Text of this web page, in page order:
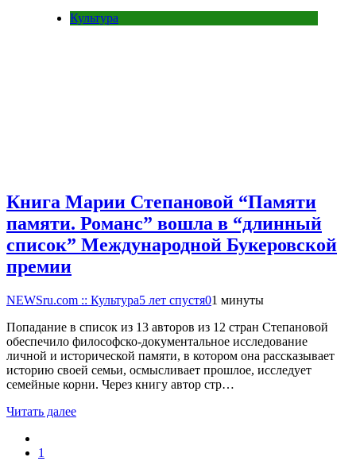
Культура
Книга Марии Степановой “Памяти
памяти. Романс” вошла в “длинный
список” Международной Букеровской
премии
NEWSru.com :: Культура5 лет спустя01 минуты
Попадание в список из 13 авторов из 12 стран Степановой
обеспечило философско-документальное исследование
личной и исторической памяти, в котором она рассказывает
историю своей семьи, осмысливает прошлое, исследует
семейные корни. Через книгу автор стр…
Читать далее
1